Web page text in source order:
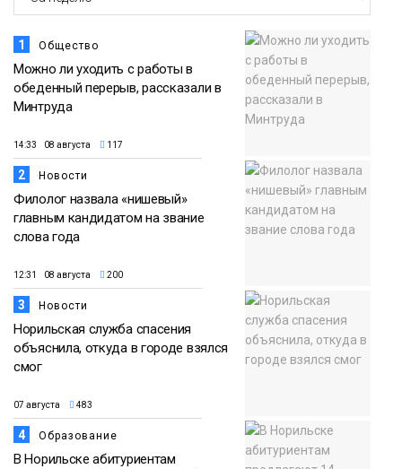
1 Общество
Можно ли уходить с работы в
обеденный перерыв, рассказали в
Минтруда
14:33 08 августа 117
2 Новости
Филолог назвала «нишевый»
главным кандидатом на звание
слова года
12:31 08 августа 200
3 Новости
Норильская служба спасения
объяснила, откуда в городе взялся
смог
07 августа 483
4 Образование
В Норильске абитуриентам